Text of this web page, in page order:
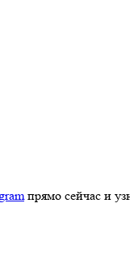
прямо сейчас и